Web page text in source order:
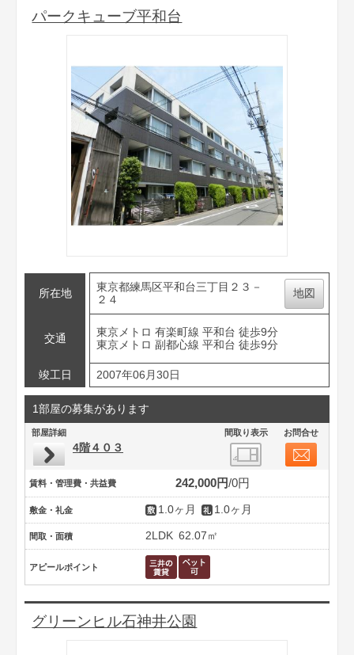
パークキューブ平和台
所在地
東京都練馬区平和台三丁目２３－
２４
地図
交通
東京メトロ 有楽町線 平和台 徒歩9分
東京メトロ 副都心線 平和台 徒歩9分
竣工日 2007年06月30日
1部屋の募集があります
部屋詳細 間取り表示 お問合せ
4階４０３
賃料・管理費・共益費 242,000円 0円
敷金・礼金 1.0ヶ月 1.0ヶ月
間取・面積 2LDK 62.07㎡
アピールポイント
グリーンヒル石神井公園